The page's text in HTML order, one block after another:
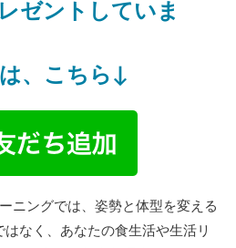
ゼントしていま
、こちら↓
ニングでは、姿勢と体型を変える
なく、あなたの食生活や生活リ